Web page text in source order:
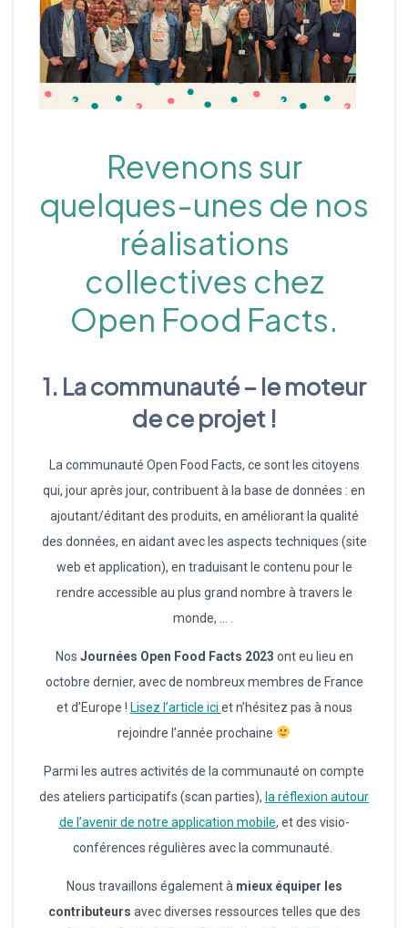
Revenons sur
quelques-unes de nos
réalisations
collectives chez
Open Food Facts.
1. La communauté – le moteur
de ce projet !
La communauté Open Food Facts, ce sont les citoyens
qui, jour après jour, contribuent à la base de données : en
ajoutant/éditant des produits, en améliorant la qualité
des données, en aidant avec les aspects techniques (site
web et application), en traduisant le contenu pour le
rendre accessible au plus grand nombre à travers le
monde, … .
Nos Journées Open Food Facts 2023 ont eu lieu en
octobre dernier, avec de nombreux membres de France
et d’Europe ! Lisez l’article ici et n’hésitez pas à nous
rejoindre l’année prochaine
Parmi les autres activités de la communauté on compte
des ateliers participatifs (scan parties), la réflexion autour
de l’avenir de notre application mobile, et des visio-
conférences régulières avec la communauté.
Nous travaillons également à mieux équiper les
contributeurs avec diverses ressources telles que des